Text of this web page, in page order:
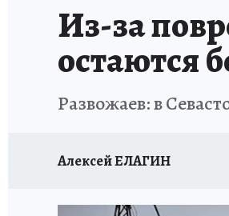
Из-за
остаются
Развожаев: в
Алексей ЕЛАГИН